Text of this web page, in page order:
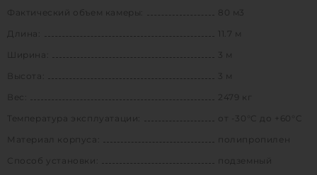
Фактический объем камеры:
80 м3
Длина:
11.7 м
Ширина:
3 м
Высота:
3 м
2479 кг
Температура эксплуатации:
от -30°C до +60°C
Материал корпуса:
полипропилен
Способ установки:
подземный